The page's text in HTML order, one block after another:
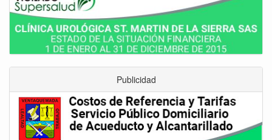
Publicidad